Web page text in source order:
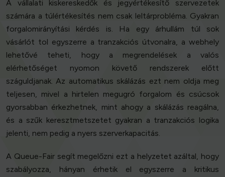
A vállalati kiskereskedők és jegyértékesítő szervezetek
számára a túlértékesítés nem csak leltárprobléma. Gyakran
forgalomirányítási kérdés is. Ha egy árhullám túl sok
vásárlót tol egyszerre a tranzakciós útvonalra, a webhely
lehetővé teheti, hogy a megrendelések a valós
elérhetőséget nyomon követő rendszerek előtt
száguldjanak. Az automatikus skálázás ezt nem oldja meg
teljesen, mivel a hirtelen megugró forgalom és csúcsok
gyorsabban érkezhetnek, mint ahogy a skálázás reagálna,
és a szűk keresztmetszetet gyakran a tranzakciós logika
jelenti, nem pedig a nyers szerverkapacitás.
A Queue-Fair segít megelőzni ezt a helyzetet azáltal, hogy
szabályozza, hányan érhetik el egyszerre a kritikus